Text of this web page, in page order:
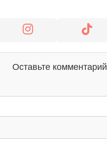
Оставьте комментарий